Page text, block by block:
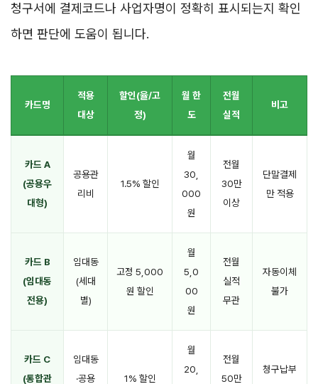
청구서에 결제코드나 사업자명이 정확히 표시되는지 확인
하면 판단에 도움이 됩니다.
카드명
적용
대상
할인(율/고
정)
월 한
도
전월
실적
비고
카드 A
(공용우
대형)
공용관
리비
1.5% 할인
월
30,
000
원
전월
30만
이상
단말결제
만 적용
카드 B
(임대동
전용)
임대동
(세대
별)
고정 5,000
원 할인
월
5,0
00
원
전월
실적
무관
자동이체
불가
카드 C
(통합관
임대동
·공용
1% 할인
월
20,
전월
50만
청구납부